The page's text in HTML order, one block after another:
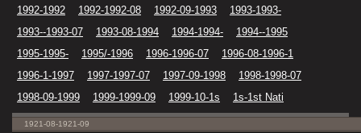
1992-1992
1992-1992-08 1992-09-1993
1993-1993-
1993--1993-07
1993-08-1994 1994-1994-
1994--1995
1995-1995-
1995/-1996 1996-1996-07
1996-08-1996-1
1996-1-1997
1997-1997-07 1997-09-1998
1998-1998-07
1998-09-1999
1999-1999-09 1999-10-1s 1s-1st Nati
1921-08-1921-09